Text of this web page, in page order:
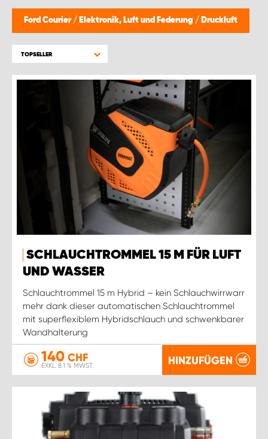
Ford Courier / Elektronik, Luft und Federung / Druckluft
TOPSELLER
SCHLAUCHTROMMEL 15 M FÜR LUFT
UND WASSER
Schlauchtrommel 15 m Hybrid – kein Schlauchwirrwarr
mehr dank dieser automatischen Schlauchtrommel
mit superflexiblem Hybridschlauch und schwenkbarer
Wandhalterung
140 CHF
EXKL. 8.1 % MWST. HINZUFÜGEN